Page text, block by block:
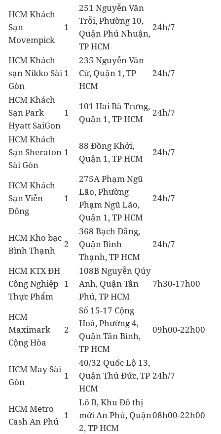
HCM Khách
Sạn
Movempick
1
251 Nguyễn Văn
Trỗi, Phường 10,
Quận Phú Nhuận,
TP HCM
24h/7
HCM Khách
sạn Nikko Sài
Gòn
1
235 Nguyễn Văn
Cừ, Quận 1, TP
HCM
24h/7
HCM Khách
Sạn Park
Hyatt SaiGon
1
101 Hai Bà Trưng,
Quận 1, TP HCM
24h/7
HCM Khách
Sạn Sheraton
Sài Gòn
1
88 Đồng Khởi,
Quận 1, TP HCM
24h/7
HCM Khách
Sạn Viễn
Đông
1
275A Phạm Ngũ
Lão, Phường
Phạm Ngũ Lão,
Quận 1, TP HCM
24h/7
HCM Kho bạc
Bình Thạnh
2
368 Bạch Đằng,
Quận Bình
Thạnh, TP HCM
24h/7
HCM KTX ĐH
Công Nghiệp
Thực Phẩm
1
108B Nguyễn Qúy
Anh, Quận Tân
Phú, TP HCM
7h30-17h00
HCM
Maximark
Cộng Hòa
2
Số 15-17 Cộng
Hoà, Phường 4,
Quận Tân Bình,
TP HCM
09h00-22h00
HCM May Sài
Gòn
1
40/32 Quốc Lộ 13,
Quận Thủ Đức, TP
HCM
24h/7
HCM Metro
Cash An Phú
1
Lô B, Khu Đô thị
mới An Phú, Quận
2, TP HCM
08h00-22h00